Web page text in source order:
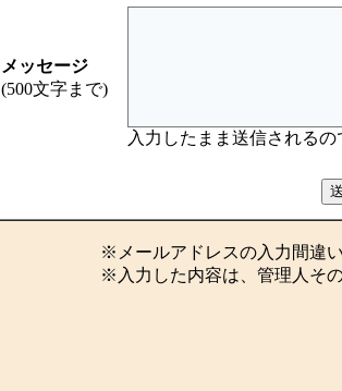
メッセージ
(500文字まで)
入力したまま送信される
※メールアドレスの入力間違
※入力した内容は、管理人そ